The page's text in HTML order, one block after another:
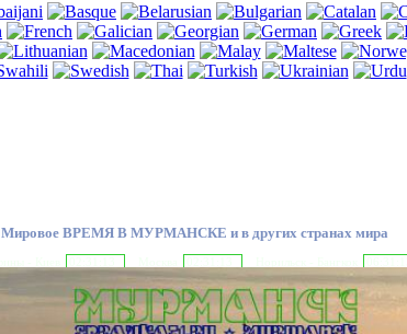
Мировое ВРЕМЯ В МУРМАНСКЕ и в других странах мира